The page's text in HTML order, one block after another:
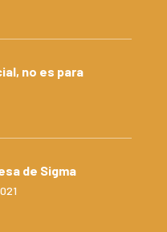
no es para
de Sigma